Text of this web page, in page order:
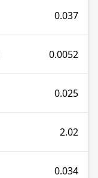
0.037
0.0052
0.025
2.02
0.034